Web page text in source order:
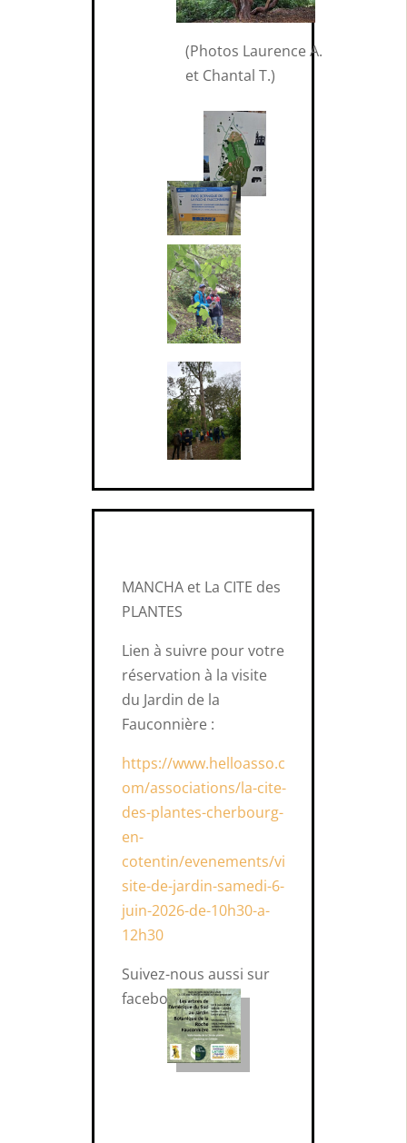
(Photos Laurence A.
et Chantal T.)
MANCHA et La CITE des
PLANTES
Lien à suivre pour votre
réservation à la visite
du Jardin de la
Fauconnière :
https://www.helloasso.c
om/associations/la-cite-
des-plantes-cherbourg-
en-
cotentin/evenements/vi
site-de-jardin-samedi-6-
juin-2026-de-10h30-a-
12h30
Suivez-nous aussi sur
facebook